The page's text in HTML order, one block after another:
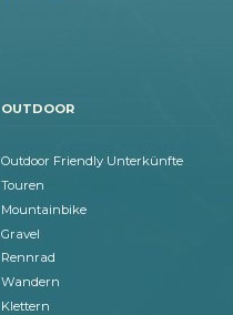
OUTDOOR
Outdoor Friendly Unterkünfte
Touren
Mountainbike
Gravel
Rennrad
Wandern
Klettern